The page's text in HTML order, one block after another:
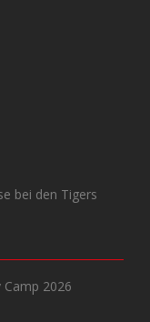
bei den Tigers
Camp 2026